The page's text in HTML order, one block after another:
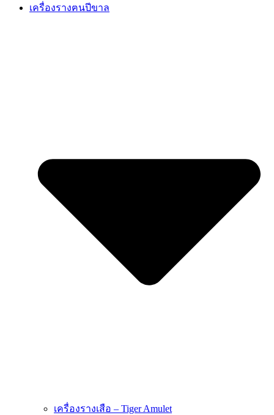
เครื่องรางฅนปีขาล
เครื่องรางเสือ – Tiger Amulet